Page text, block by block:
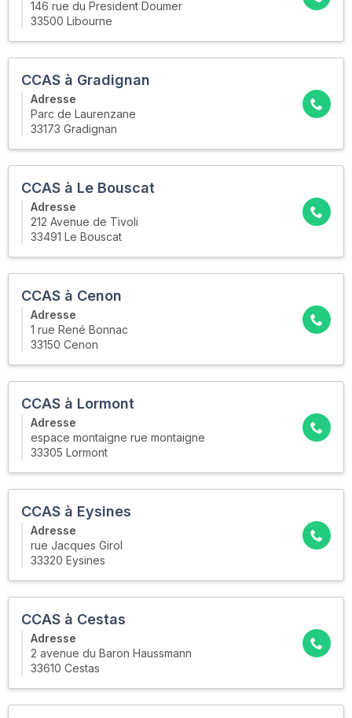
146 rue du President Doumer
33500 Libourne
CCAS à Gradignan
Adresse
Parc de Laurenzane
33173 Gradignan
CCAS à Le Bouscat
Adresse
212 Avenue de Tivoli
33491 Le Bouscat
CCAS à Cenon
Adresse
1 rue René Bonnac
33150 Cenon
CCAS à Lormont
Adresse
espace montaigne rue montaigne
33305 Lormont
CCAS à Eysines
Adresse
rue Jacques Girol
33320 Eysines
CCAS à Cestas
Adresse
2 avenue du Baron Haussmann
33610 Cestas